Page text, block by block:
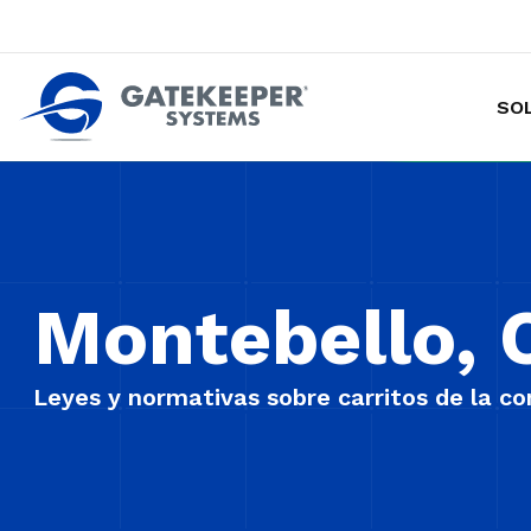
Montebello,
Leyes y normativas sobre carritos de la